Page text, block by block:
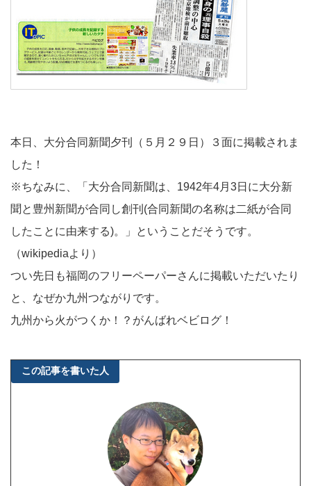
本日、大分合同新聞夕刊（５月２９日）３面に掲載されま
した！
※ちなみに、「大分合同新聞は、1942年4月3日に大分新
聞と豊州新聞が合同し創刊(合同新聞の名称は二紙が合同
したことに由来する)。」ということだそうです。
（wikipediaより）
つい先日も福岡のフリーペーパーさんに掲載いただいたり
と、なぜか九州つながりです。
九州から火がつくか！？がんばれベビログ！
この記事を書いた人